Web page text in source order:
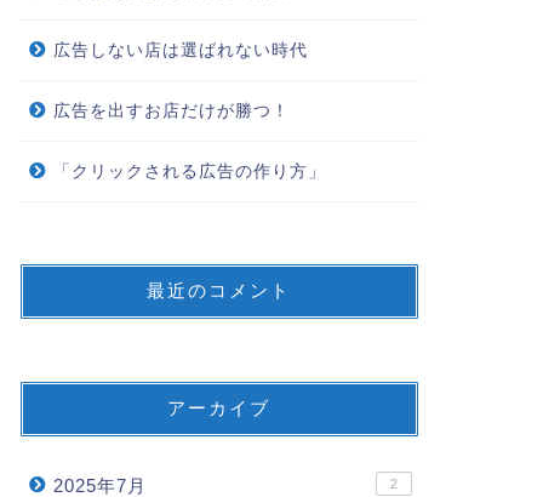
広告しない店は選ばれない時代
広告を出すお店だけが勝つ！
「クリックされる広告の作り方」
最近のコメント
アーカイブ
2025年7月 2